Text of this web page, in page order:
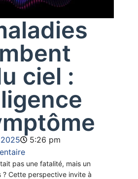
ciel :
5:26 pm
pas une fatalité, mais un
? Cette perspective invite à